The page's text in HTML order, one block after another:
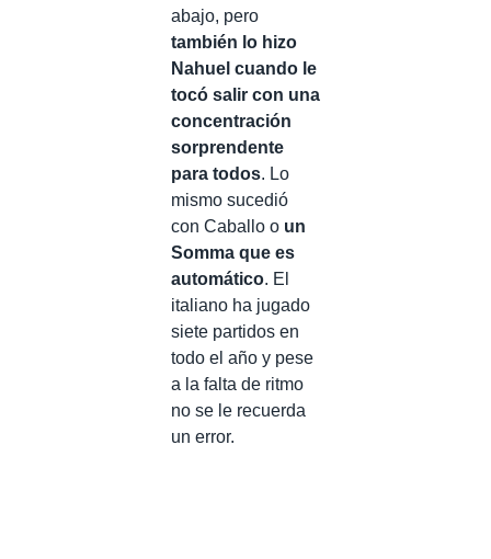
abajo, pero
también lo hizo
Nahuel cuando le
tocó salir con una
concentración
sorprendente
para todos. Lo
mismo sucedió
con Caballo o un
Somma que es
automático. El
italiano ha jugado
siete partidos en
todo el año y pese
a la falta de ritmo
no se le recuerda
un error.